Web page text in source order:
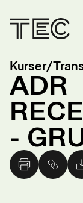
Kurser/
ADR
-